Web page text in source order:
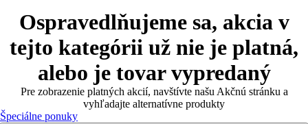
Ospravedlňujeme sa, akcia v
tejto kategórii už nie je platná,
alebo je tovar vypredaný
Pre zobrazenie platných akcií, navštívte našu Akčnú stránku a
vyhľadajte alternatívne produkty
Špeciálne ponuky